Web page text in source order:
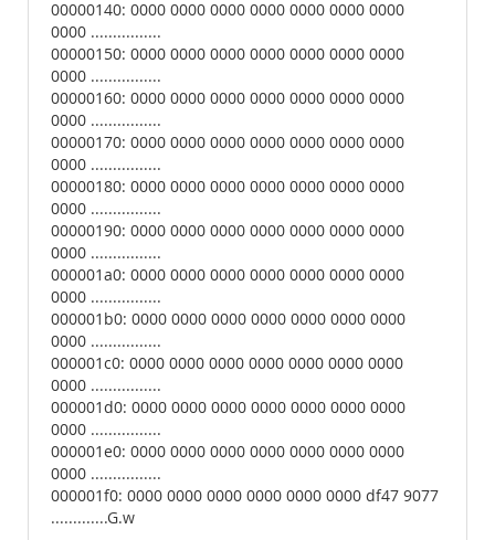
00000140: 0000 0000 0000 0000 0000 0000 0000
0000 ................
00000150: 0000 0000 0000 0000 0000 0000 0000
0000 ................
00000160: 0000 0000 0000 0000 0000 0000 0000
0000 ................
00000170: 0000 0000 0000 0000 0000 0000 0000
0000 ................
00000180: 0000 0000 0000 0000 0000 0000 0000
0000 ................
00000190: 0000 0000 0000 0000 0000 0000 0000
0000 ................
000001a0: 0000 0000 0000 0000 0000 0000 0000
0000 ................
000001b0: 0000 0000 0000 0000 0000 0000 0000
0000 ................
000001c0: 0000 0000 0000 0000 0000 0000 0000
0000 ................
000001d0: 0000 0000 0000 0000 0000 0000 0000
0000 ................
000001e0: 0000 0000 0000 0000 0000 0000 0000
0000 ................
000001f0: 0000 0000 0000 0000 0000 0000 df47 9077
.............G.w